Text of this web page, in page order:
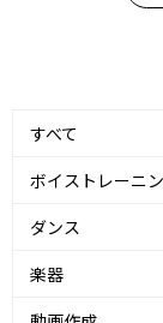
すべて
ボイストレーニ
ダンス
楽器